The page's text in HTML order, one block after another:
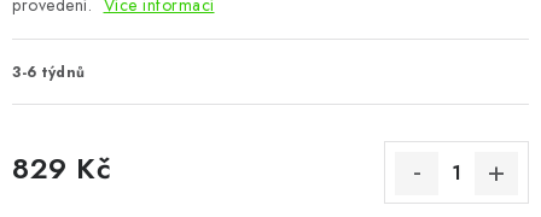
Kontakty
provedení. Více informací
3-6 týdnů
829 Kč